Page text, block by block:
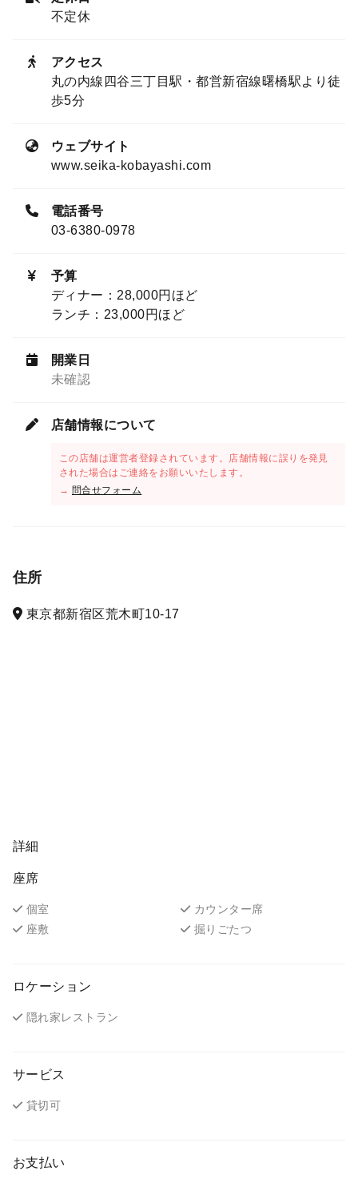
不定休
アクセス
丸の内線四谷三丁目駅・都営新宿線曙橋駅より徒
歩5分
ウェブサイト
www.seika-kobayashi.com
電話番号
03-6380-0978
予算
ディナー：28,000円ほど
ランチ：23,000円ほど
開業日
未確認
店舗情報について
この店舗は運営者登録されています。店舗情報に誤りを発見
された場合はご連絡をお願いいたします。
→ 問合せフォーム
住所
東京都新宿区荒木町10-17
詳細
座席
個室
カウンター席
座敷
掘りごたつ
ロケーション
隠れ家レストラン
サービス
貸切可
お支払い